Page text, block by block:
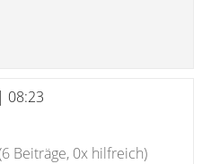
08:23
Beiträge, 0x hilfreich)